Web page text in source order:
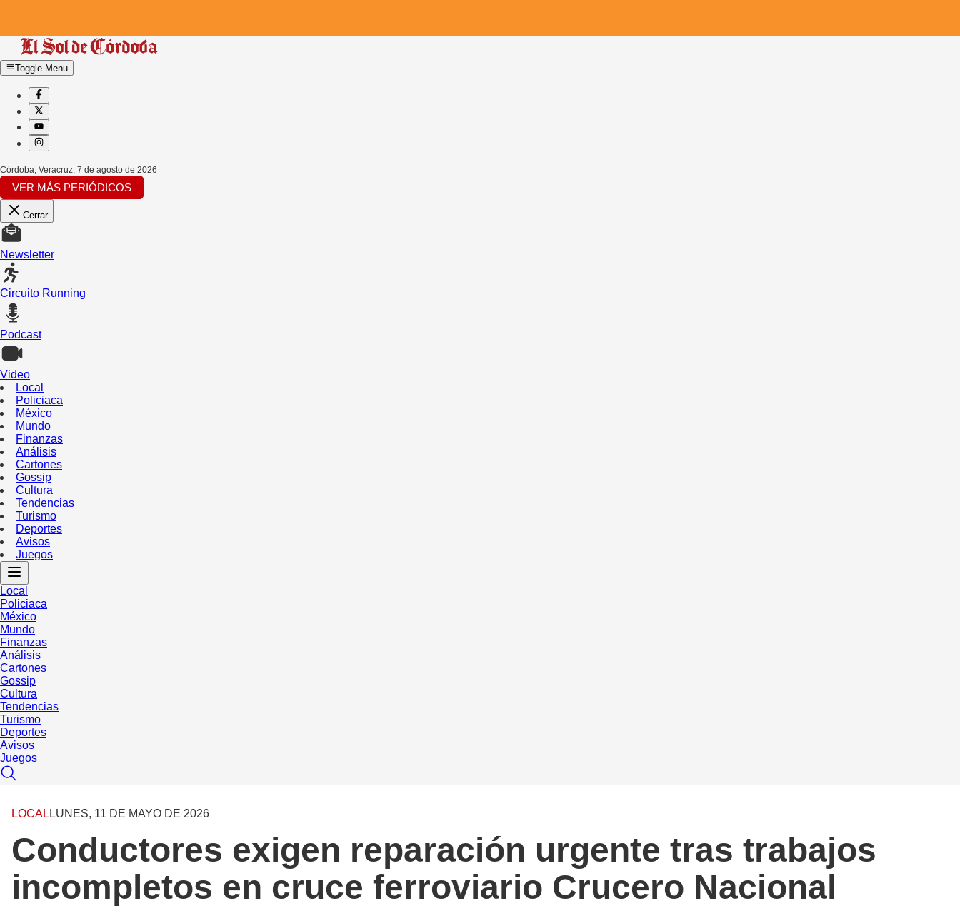
Toggle Menu
Córdoba, Veracruz 7 de agosto de 2026
VER MÁS PERIÓDICOS
Cerrar
Newsletter
Circuito Running
Podcast
Video
Local
Policiaca
México
Mundo
Finanzas
Análisis
Cartones
Gossip
Cultura
Tendencias
Turismo
Deportes
Avisos
Juegos
Local
Policiaca
México
Mundo
Finanzas
Análisis
Cartones
Gossip
Cultura
Tendencias
Turismo
Deportes
Avisos
Juegos
LOCAL LUNES, 11 DE MAYO DE 2026
Conductores exigen reparación urgente tras trabajos
incompletos en cruce ferroviario Crucero Nacional